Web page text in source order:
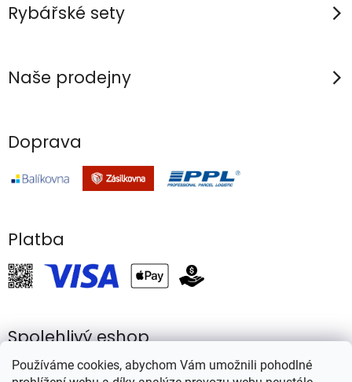
Používáme cookies, abychom Vám umožnili pohodlné
u
Rybářské sety
Naše prodejny
Doprava
Platba
Spolehlivý eshop